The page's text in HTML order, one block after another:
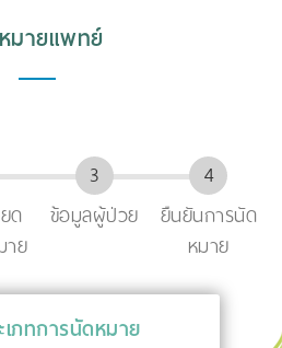
มายแพทย์
ด
าย
ข้อมูลผู้ป่วย
ยืนยันการนัด
หมาย
เภทการนัดหมาย